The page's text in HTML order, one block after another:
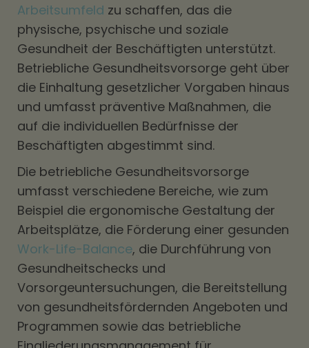
Arbeitsumfeld zu schaffen, das die
physische, psychische und soziale
Gesundheit der Beschäftigten unterstützt.
Betriebliche Gesundheitsvorsorge geht über
die Einhaltung gesetzlicher Vorgaben hinaus
und umfasst präventive Maßnahmen, die
auf die individuellen Bedürfnisse der
Beschäftigten abgestimmt sind.
Die betriebliche Gesundheitsvorsorge
umfasst verschiedene Bereiche, wie zum
Beispiel die ergonomische Gestaltung der
Arbeitsplätze, die Förderung einer gesunden
Work-Life-Balance, die Durchführung von
Gesundheitschecks und
Vorsorgeuntersuchungen, die Bereitstellung
von gesundheitsfördernden Angeboten und
Programmen sowie das betriebliche